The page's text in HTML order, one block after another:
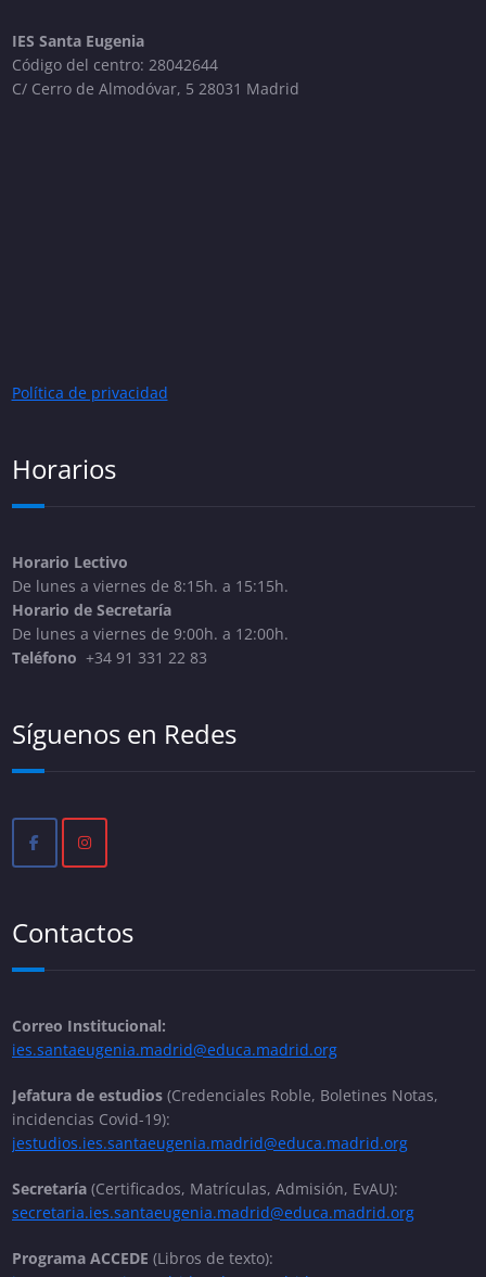
IES Santa Eugenia
Código del centro: 28042644
C/ Cerro de Almodóvar, 5 28031 Madrid
Política de privacidad
Horarios
Horario Lectivo
De lunes a viernes de 8:15h. a 15:15h.
Horario de Secretaría
De lunes a viernes de 9:00h. a 12:00h.
Teléfono +34 91 331 22 83
Síguenos en Redes
Contactos
Correo Institucional:
ies.santaeugenia.madrid@educa.madrid.org
Jefatura de estudios(Credenciales Roble, Boletines Notas,
incidencias Covid-19):
jestudios.ies.santaeugenia.madrid@educa.madrid.org
Secretaría (Certificados, Matrículas, Admisión, EvAU):
secretaria.ies.santaeugenia.madrid@educa.madrid.org
Programa ACCEDE (Libros de texto):